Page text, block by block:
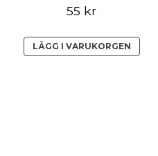
55 kr
LÄGG I VARUKORGEN